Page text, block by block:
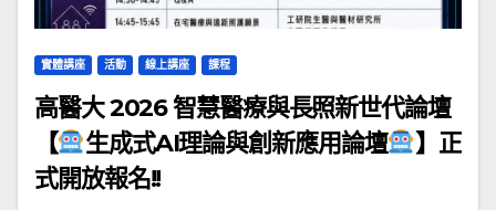
實體講座 活動 線上講座 課程
高醫大 2026 智慧醫療與長照新世代論壇
【
生成式AI理論與創新應用論壇
】正
式開放報名!!